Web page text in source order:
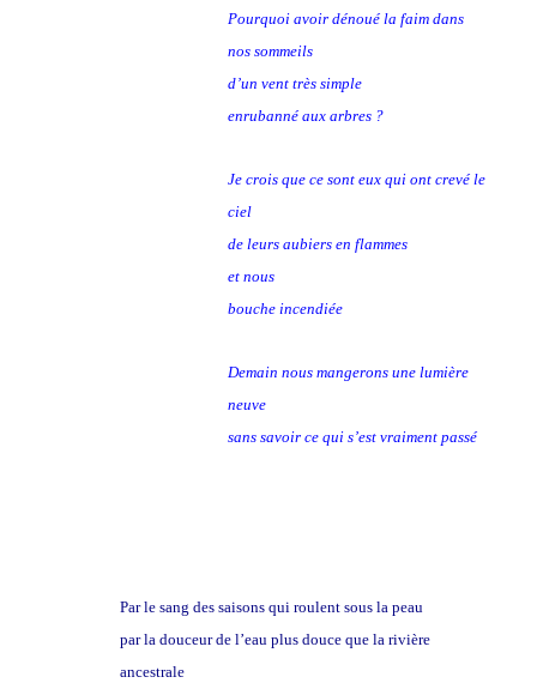
Pourquoi avoir dénoué la faim dans
nos sommeils
d’un vent très simple
enrubanné aux arbres ?
Je crois que ce sont eux qui ont crevé le
ciel
de leurs aubiers en flammes
et nous
bouche incendiée
Demain nous mangerons une lumière
neuve
sans savoir ce qui s’est vraiment passé
Par le sang des saisons qui roulent sous la peau
par la douceur de l’eau plus douce que la rivière
ancestrale